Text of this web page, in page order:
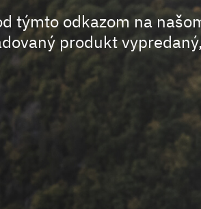
týmto odkazom na
produkt